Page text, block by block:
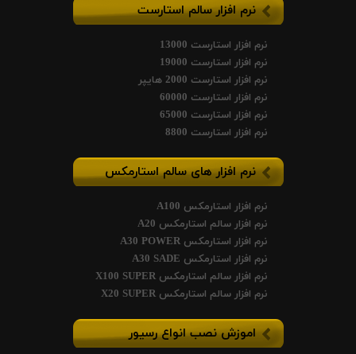
نرم افزار سالم استارست
نرم افزار استارست 13000
نرم افزار استارست 19000
نرم افزار استارست 2000 هایپر
نرم افزار استارست 60000
نرم افزار استارست 65000
نرم افزار استارست 8800
نرم افزار های سالم استارمکس
نرم افزار استارمکس A100
نرم افزار سالم استارمکس A20
نرم افزار استارمکس A30 POWER
نرم افزار استارمکس A30 SADE
نرم افزار سالم استارمکس X100 SUPER
نرم افزار سالم استارمکس X20 SUPER
اموزش نصب انواع رسیور